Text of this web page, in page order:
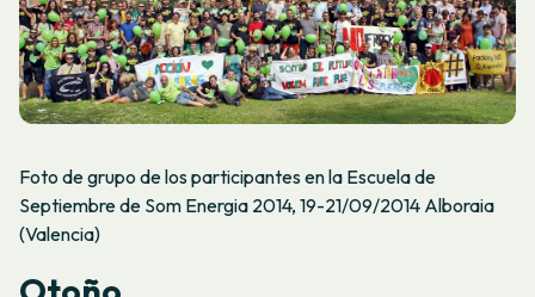
Foto de grupo de los participantes en la Escuela de
Septiembre de Som Energia 2014, 19-21/09/2014 Alboraia
(Valencia)